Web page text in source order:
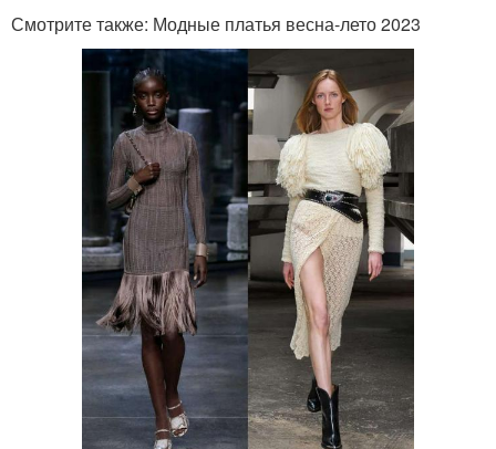
Смотрите также: Модные платья весна-лето 2023